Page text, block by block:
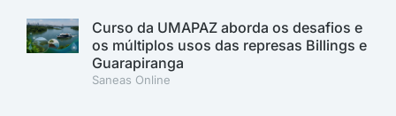
Curso da UMAPAZ aborda os desafios e
os múltiplos usos das represas Billings e
Guarapiranga
Saneas Online